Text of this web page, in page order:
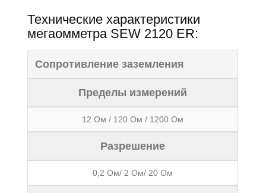
Технические характеристики
мегаомметра SEW 2120 ER:
Сопротивление заземления
Пределы измерений
12 Ом / 120 Ом / 1200 Ом
Разрешение
0,2 Ом/ 2 Ом/ 20 Ом